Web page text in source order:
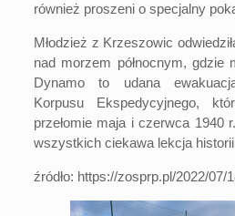
również proszeni o specjalny
Młodzież z Krzeszowic
nad morzem północnym, gdzie
Dynamo to udana
Korpusu Ekspedycyjnego,
przełomie maja i czerwca 1940
wszystkich ciekawa lekcja
źródło: https://zosprp.pl/2022/07/